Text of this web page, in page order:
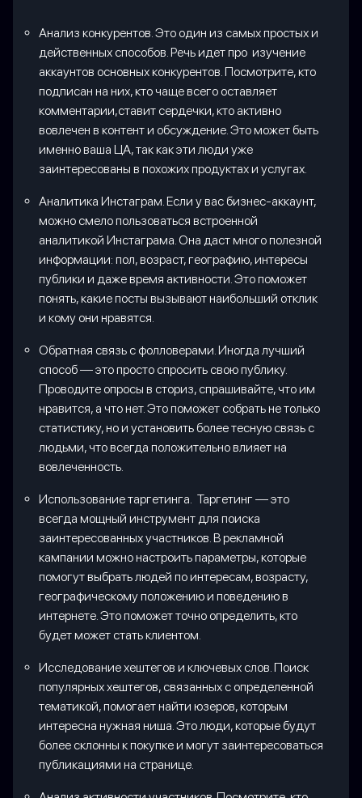
Анализ конкурентов. Это один из самых простых и
действенных способов. Речь идет про изучение
аккаунтов основных конкурентов. Посмотрите, кто
подписан на них, кто чаще всего оставляет
комментарии,ставит сердечки, кто активно
вовлечен в контент и обсуждение. Это может быть
именно ваша ЦА, так как эти люди уже
заинтересованы в похожих продуктах и услугах.
Аналитика Инстаграм. Если у вас бизнес-аккаунт,
можно смело пользоваться встроенной
аналитикой Инстаграма. Она даст много полезной
информации: пол, возраст, географию, интересы
публики и даже время активности. Это поможет
понять, какие посты вызывают наибольший отклик
и кому они нравятся.
Обратная связь с фолловерами. Иногда лучший
способ — это просто спросить свою публику.
Проводите опросы в сториз, спрашивайте, что им
нравится, а что нет. Это поможет собрать не только
статистику, но и установить более тесную связь с
людьми, что всегда положительно влияет на
вовлеченность.
Использование таргетинга. Таргетинг — это
всегда мощный инструмент для поиска
заинтересованных участников. В рекламной
кампании можно настроить параметры, которые
помогут выбрать людей по интересам, возрасту,
географическому положению и поведению в
интернете. Это поможет точно определить, кто
будет может стать клиентом.
Исследование хештегов и ключевых слов. Поиск
популярных хештегов, связанных с определенной
тематикой, помогает найти юзеров, которым
интересна нужная ниша. Это люди, которые будут
более склонны к покупке и могут заинтересоваться
публикациями на странице.